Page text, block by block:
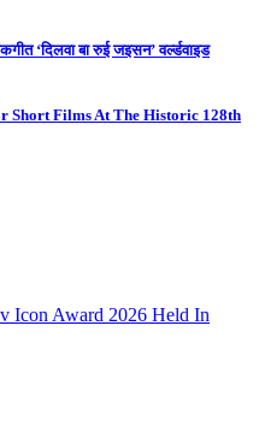
‘दिलवा बा रुई जइसन’ वर्ल्डवाइड
Short Films At The Historic 128th